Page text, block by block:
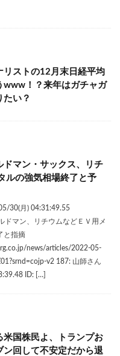
リストの12月末日経平均
www！？来年はガチャガ
たい？
ドマン・サックス、リチ
ルの強気相場終了と予
30(月) 04:31:49.55
ドマン、リチウムなどＥＶ用メ
と指摘
news/articles/2022-05-
v2 187: 山師さん
ID: […]
米国株民よ、トランプお
ン回して不安定だから退